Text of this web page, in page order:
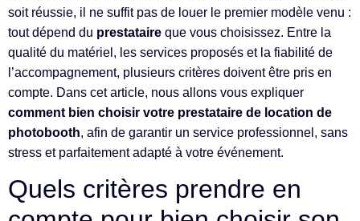
soit réussie, il ne suffit pas de louer le premier modèle venu :
tout dépend du prestataire que vous choisissez. Entre la
qualité du matériel, les services proposés et la fiabilité de
l’accompagnement, plusieurs critères doivent être pris en
compte. Dans cet article, nous allons vous expliquer
comment bien choisir votre prestataire de location de
photobooth, afin de garantir un service professionnel, sans
stress et parfaitement adapté à votre événement.
Quels critères prendre en